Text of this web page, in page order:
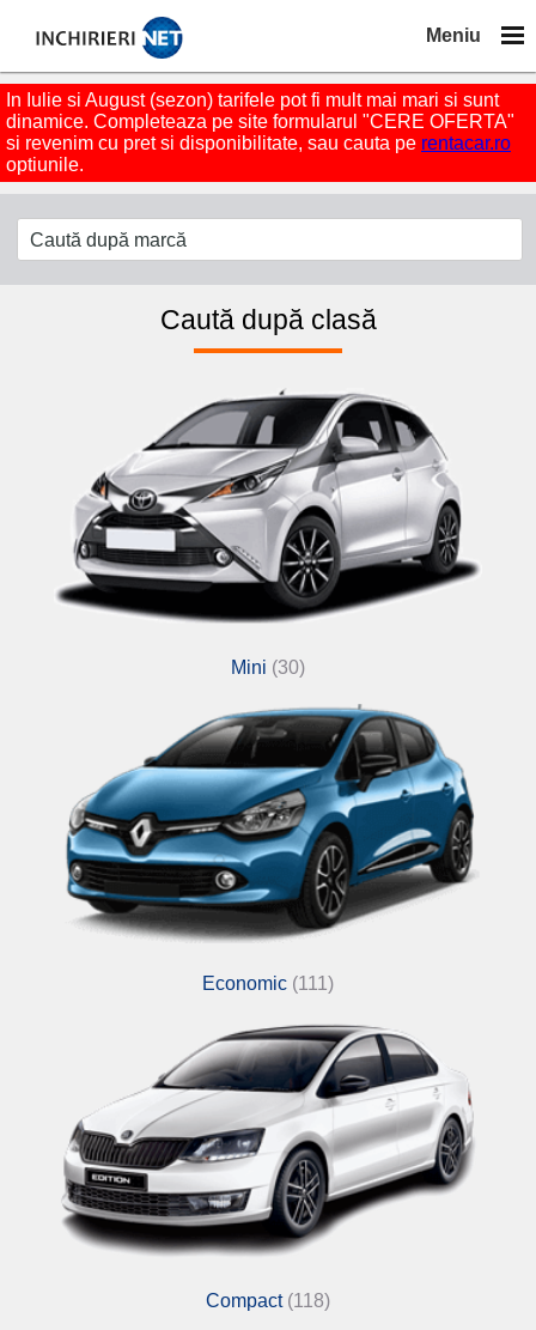
Meniu
In Iulie si August (sezon) tarifele pot fi mult mai mari si sunt
dinamice. Completeaza pe site formularul "CERE OFERTA"
si revenim cu pret si disponibilitate, sau cauta pe rentacar.ro
optiunile.
Caută după clasă
Mini (30)
Economic (111)
Compact (118)